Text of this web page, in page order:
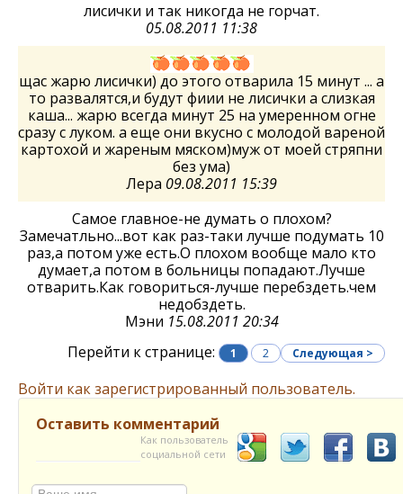
лисички и так никогда не горчат.
05.08.2011 11:38
щас жарю лисички) до этого отварила 15 минут ... а
то развалятся,и будут фиии не лисички а слизкая
каша... жарю всегда минут 25 на умеренном огне
сразу с луком. а еще они вкусно с молодой вареной
картохой и жареным мяском)муж от моей стряпни
без ума)
Лера 09.08.2011 15:39
Самое главное-не думать о плохом?
Замечатльно...вот как раз-таки лучше подумать 10
раз,а потом уже есть.О плохом вообще мало кто
думает,а потом в больницы попадают.Лучше
отварить.Как говориться-лучше перебздеть.чем
недобздеть.
Мэни 15.08.2011 20:34
Перейти к странице:
1 2 Следующая >
Войти как зарегистрированный пользователь.
Оставить комментарий
Как пользователь
социальной сети